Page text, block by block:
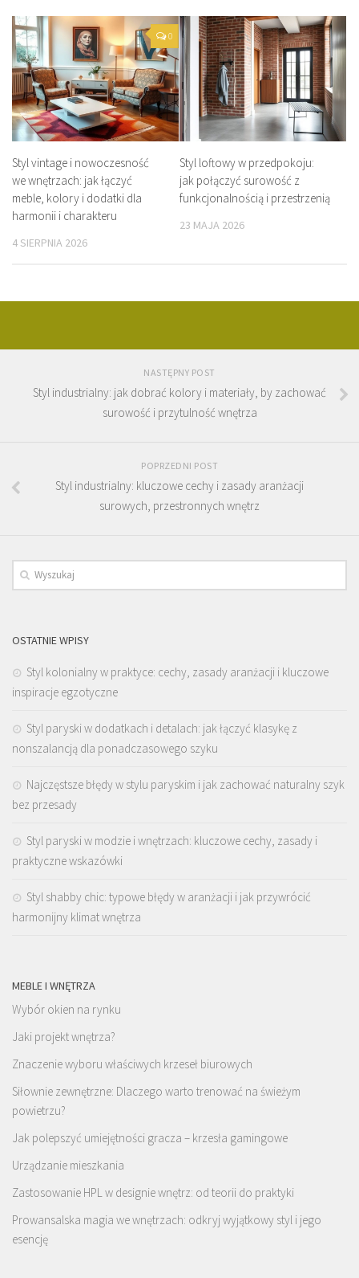
0
Styl vintage i nowoczesność
we wnętrzach: jak łączyć
meble, kolory i dodatki dla
harmonii i charakteru
4 SIERPNIA 2026
Styl loftowy w przedpokoju:
jak połączyć surowość z
funkcjonalnością i przestrzenią
23 MAJA 2026
NASTĘPNY POST
Styl industrialny: jak dobrać kolory i materiały, by zachować
surowość i przytulność wnętrza
POPRZEDNI POST
Styl industrialny: kluczowe cechy i zasady aranżacji
surowych, przestronnych wnętrz
OSTATNIE WPISY
Styl kolonialny w praktyce: cechy, zasady aranżacji i kluczowe
inspiracje egzotyczne
Styl paryski w dodatkach i detalach: jak łączyć klasykę z
nonszalancją dla ponadczasowego szyku
Najczęstsze błędy w stylu paryskim i jak zachować naturalny szyk
bez przesady
Styl paryski w modzie i wnętrzach: kluczowe cechy, zasady i
praktyczne wskazówki
Styl shabby chic: typowe błędy w aranżacji i jak przywrócić
harmonijny klimat wnętrza
MEBLE I WNĘTRZA
Wybór okien na rynku
Jaki projekt wnętrza?
Znaczenie wyboru właściwych krzeseł biurowych
Siłownie zewnętrzne: Dlaczego warto trenować na świeżym
powietrzu?
Jak polepszyć umiejętności gracza – krzesła gamingowe
Urządzanie mieszkania
Zastosowanie HPL w designie wnętrz: od teorii do praktyki
Prowansalska magia we wnętrzach: odkryj wyjątkowy styl i jego
esencję